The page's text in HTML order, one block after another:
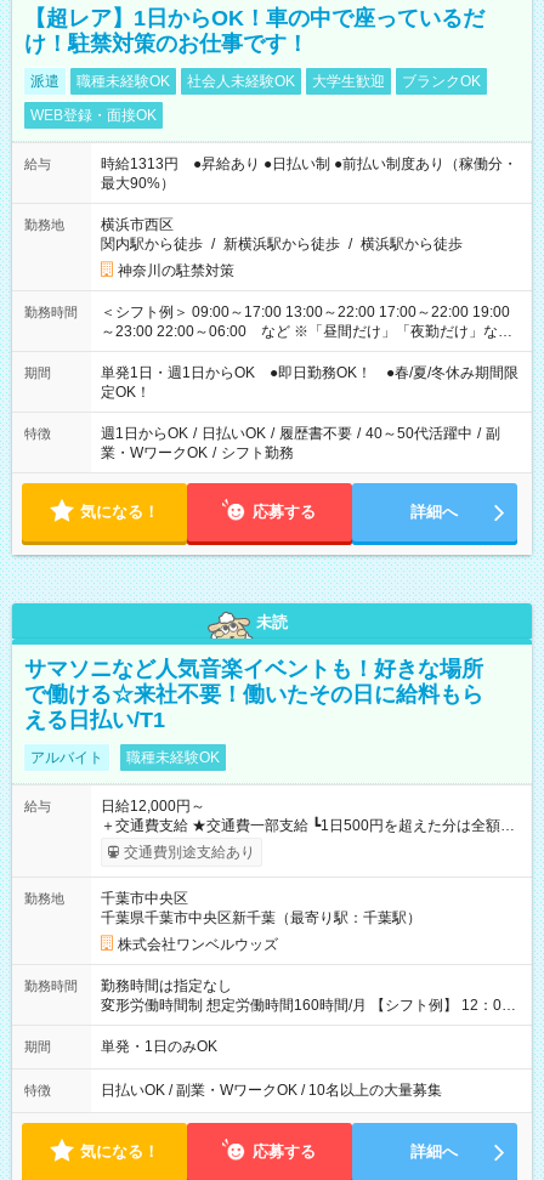
【超レア】1日からOK！車の中で座っているだ
け！駐禁対策のお仕事です！
派遣 職種未経験OK 社会人未経験OK 大学生歓迎
ブランクOK
WEB登録・面接OK
給与
時給1313円 ●昇給あり ●日払い制 ●前払い制度あり（稼働分・
最大90%）
勤務地
横浜市西区
関内駅から徒歩 / 新横浜駅から徒歩 / 横浜駅から徒歩
神奈川の駐禁対策
勤務時間
＜シフト例＞ 09:00～17:00 13:00～22:00 17:00～22:00 19:00
～23:00 22:00～06:00 など ※「昼間だけ」「夜勤だけ」など
の希望OK
期間
単発1日・週1日からOK ●即日勤務OK！ ●春/夏/冬休み期間限
定OK！
特徴 週1日からOK / 日払いOK / 履歴書不要 / 40～50代活躍中 / 副
業・WワークOK / シフト勤務
気になる！ 応募する 詳細へ
未読
サマソニなど人気音楽イベントも！好きな場所
で働ける☆来社不要！働いたその日に給料もら
える日払い/T1
アルバイト 職種未経験OK
給与
日給12,000円～
＋交通費支給 ★交通費一部支給 ┗1日500円を超えた分は全額支
給！ ※往復500円以内の方は自己負担となります ★日払いOK！
（規定あり） ┗働いたその日に現金GET♪ お仕事後はコンビニ
なし
交通費別途支給あり
勤務地
千葉市中央区
千葉県千葉市中央区新千葉（最寄り駅：千葉駅）
株式会社ワンベルウッズ
勤務時間
勤務時間は指定なし
変形労働時間制 想定労働時間160時間/月 【シフト例】 12：00
～22：00
期間 単発・1日のみOK
特徴 日払いOK / 副業・WワークOK / 10名以上の大量募集
気になる！ 応募する 詳細へ